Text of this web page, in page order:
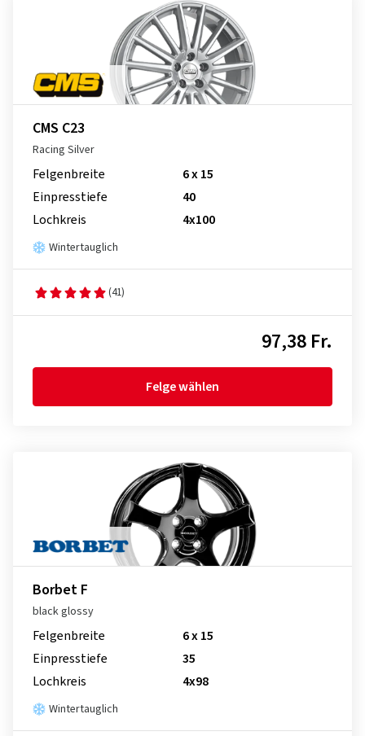
CMS C23
Racing Silver
Felgenbreite
6 x 15
Einpresstiefe
40
Lochkreis
4x100
Wintertauglich
(41)
97,38 Fr.
Felge wählen
Borbet F
black glossy
Felgenbreite
6 x 15
Einpresstiefe
35
Lochkreis
4x98
Wintertauglich